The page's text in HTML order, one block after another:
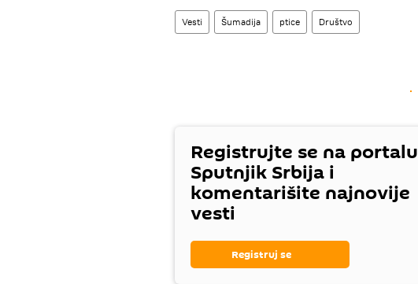
Vesti Šumadija ptice Društvo
Registrujte se na portalu
Sputnjik Srbija i
komentarišite najnovije
vesti
Registruj se